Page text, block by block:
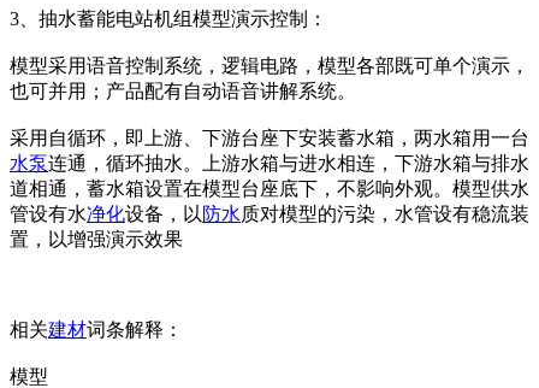
3、抽水蓄能电站机组模型演示控制：
模型采用语音控制系统，逻辑电路，模型各部既可单个演示，
也可并用；产品配有自动语音讲解系统。
采用自循环，即上游、下游台座下安装蓄水箱，两水箱用一台
水泵连通，循环抽水。上游水箱与进水相连，下游水箱与排水
道相通，蓄水箱设置在模型台座底下，不影响外观。模型供水
管设有水净化设备，以 防水质对模型的污染，水管设有稳流装
置，以增强演示效果
相关建材词条解释：
模型